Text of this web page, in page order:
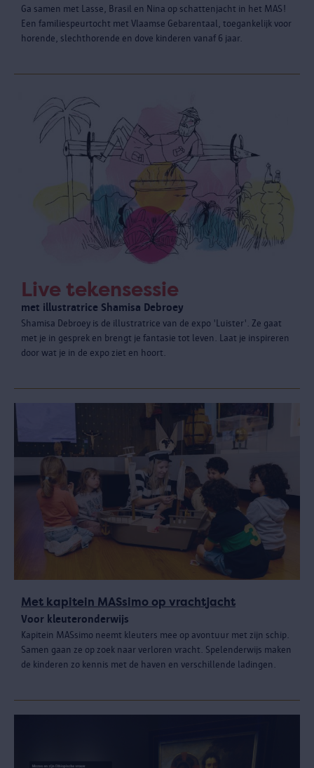
Ga samen met Lasse, Brasil en Nina op schattenjacht in het MAS!
Een familiespeurtocht met Vlaamse Gebarentaal, toegankelijk voor
horende, slechthorende en dove kinderen vanaf 6 jaar.
Live tekensessie
met illustratrice Shamisa Debroey
Shamisa Debroey is de illustratrice van de expo 'Luister'. Ze gaat
met je in gesprek en brengt je fantasie tot leven. Laat je inspireren
door wat je in de expo ziet en hoort.
Met kapitein MASsimo op vrachtjacht
Voor kleuteronderwijs
Kapitein MASsimo neemt kleuters mee op avontuur met zijn schip.
Samen gaan ze op zoek naar verloren vracht. Spelenderwijs maken
de kinderen zo kennis met de haven en verschillende ladingen.